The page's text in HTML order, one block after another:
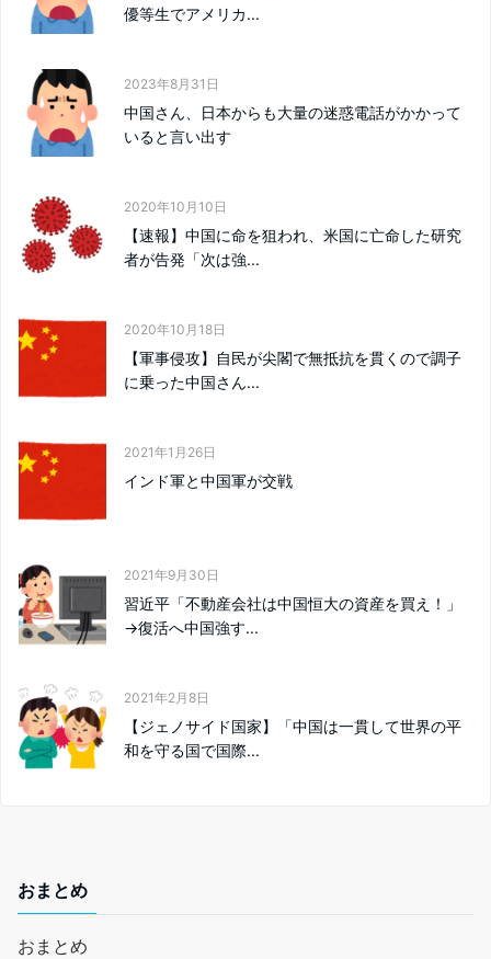
優等生でアメリカ...
2023年8月31日
中国さん、日本からも大量の迷惑電話がかかって
いると言い出す
2020年10月10日
【速報】中国に命を狙われ、米国に亡命した研究
者が告発「次は強...
2020年10月18日
【軍事侵攻】自民が尖閣で無抵抗を貫くので調子
に乗った中国さん...
2021年1月26日
インド軍と中国軍が交戦
2021年9月30日
習近平「不動産会社は中国恒大の資産を買え！」
→復活へ中国強す...
2021年2月8日
【ジェノサイド国家】「中国は一貫して世界の平
和を守る国で国際...
おまとめ
おまとめ